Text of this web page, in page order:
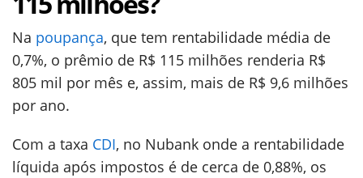
Na poupança, que tem rentabilidade média de
0,7%, o prêmio de R$ 115 milhões renderia R$
805 mil por mês e, assim, mais de R$ 9,6 milhões
por ano.
Com a taxa CDI, no Nubank onde a rentabilidade
líquida após impostos é de cerca de 0,88%, os